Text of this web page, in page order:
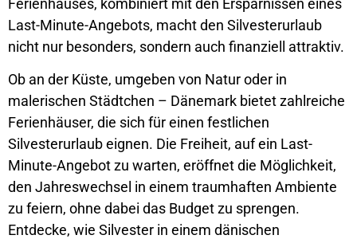
Last-Minute-Angebots, macht den Silvesterurlaub
nicht nur besonders, sondern auch finanziell attraktiv.
Ob an der Küste, umgeben von Natur oder in
malerischen Städtchen – Dänemark bietet zahlreiche
Ferienhäuser, die sich für einen festlichen
Silvesterurlaub eignen. Die Freiheit, auf ein Last-
Minute-Angebot zu warten, eröffnet die Möglichkeit,
den Jahreswechsel in einem traumhaften Ambiente
zu feiern, ohne dabei das Budget zu sprengen.
Entdecke, wie Silvester in einem dänischen